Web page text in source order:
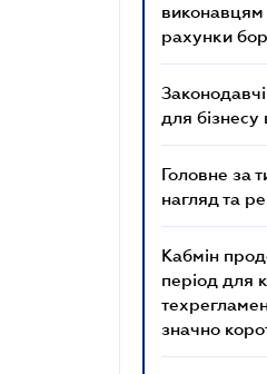
рахунки
для бізнесу
Головне за
нагляд та
Кабмін
період для
значно